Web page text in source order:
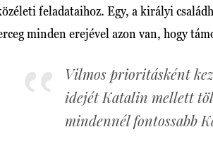
feladataihoz. Egy, a királyi
minden erejével azon van, hogy
Vilmos prioritásként
idejét Katalin mellett
mindennél fontossabb